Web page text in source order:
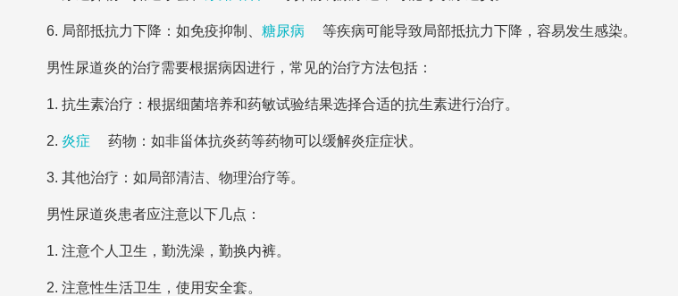
6. 局部抵抗力下降：如免疫抑制、 糖尿病 等疾病可能导致局部抵抗力下降，容易发生感染。
男性尿道炎的治疗需要根据病因进行，常见的治疗方法包括：
1. 抗生素治疗：根据细菌培养和药敏试验结果选择合适的抗生素进行治疗。
2. 炎症 药物：如非甾体抗炎药等药物可以缓解炎症症状。
3. 其他治疗：如局部清洁、物理治疗等。
男性尿道炎患者应注意以下几点：
1. 注意个人卫生，勤洗澡，勤换内裤。
2. 注意性生活卫生，使用安全套。